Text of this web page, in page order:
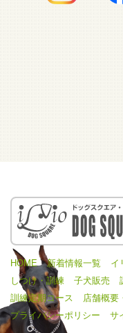
HOME 新着情報一覧 イ
しつけ・訓練
子犬販売
訓練定期コース
店舗概要
プライバシーポリシー
サ